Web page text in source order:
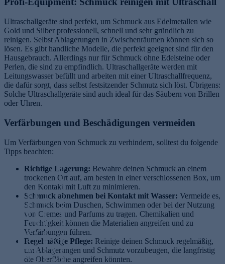
Ultraschallgeräte sind perfekt, um Schmuck aus Edelmetallen wie
Gold und Silber professionell, schnell und sehr gründlich zu
reinigen. Selbst Ablagerungen in Zwischenräumen können sich so
lösen. Es gibt handliche Modelle, die perfekt geeignet sind für den
Hausgebrauch. Allerdings nur für Schmuck ohne Edelsteine oder
Perlen, die sind zu empfindlich. Ultraschallgeräte werden mit
Leitungswasser befüllt und arbeiten mit einer Ultraschallfrequenz,
die dafür sorgt, dass selbst festsitzender Schmutz sich löst. Übrigens:
Solche Ultraschallgeräte sind auch ideal für das Säubern von Brillen
oder Uhren.
Verfärbungen und Beschädigungen vermeiden
Um Verfärbungen von Schmuck zu verhindern, solltest du folgende
Tipps beachten:
Richtige Lagerung: Bewahre deinen Schmuck an einem
trockenen Ort auf, am besten in einer verschlossenen Box, um
den Kontakt mit Luft zu minimieren.
Schmuck abnehmen bei Kontakt mit Wasser: Vermeide es,
Schmuck beim Duschen, Schwimmen oder bei der Nutzung
von Cremes und Parfums zu tragen. Chemikalien und
Feuchtigkeit können die Materialien angreifen und zu
Verfärbungen führen.
Regelmäßige Pflege: Reinige deinen Schmuck regelmäßig,
um Ablagerungen und Schmutz vorzubeugen, die langfristig
die Oberfläche angreifen könnten.
R
ö
M
o
d
et
re
n
ds
S
S
k
i
n
n
y
J
e
a
T
r
e
n
c
h
c
o
K
a
sc
P
r
o
b
io
ti
s
c
h
e
H